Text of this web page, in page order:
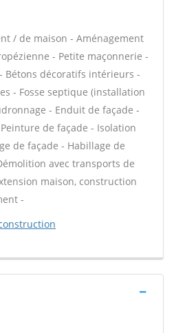
/ de maison - Aménagement
- Petite maçonnerie -
Bétons décoratifs intérieurs -
- Fosse septique (installation
- Enduit de façade -
de façade - Isolation
de façade - Habillage de
avec transports de
maison, construction
-